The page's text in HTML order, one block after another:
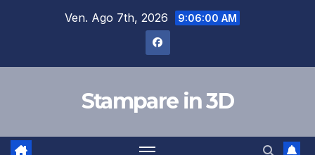
Ven. Ago 7th, 2026 9:06:01 AM
Stampare in 3D